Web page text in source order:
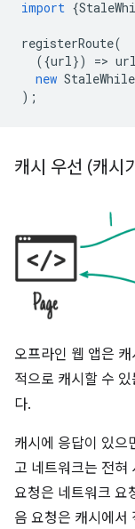
import {
registerRoute(
({url}) => url
new
);
캐시 우선 (캐시
오프라인 웹 앱은
적으로 캐시할 수
다.
캐시에 응답이 있으
고 네트워크는 전혀
요청은 네트워크 요
음 요청은 캐시에서